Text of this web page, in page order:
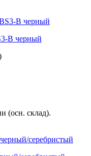
B черный
(осн. склад).